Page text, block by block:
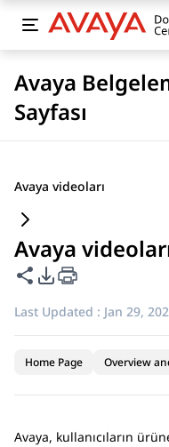
Avaya
Sayfası
Avaya videoları
Avaya
Share this page
PDF Export
Last Updated : Jan 29,
Home Page Overview
Avaya, kullanıcıların